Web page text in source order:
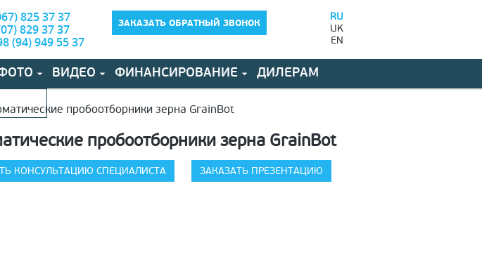
825 37 37
829 37 37
(94) 949 55 37
ЗАКАЗАТЬ ОБРАТНЫЙ ЗВОНОК
RU
UK
EN
ВИДЕО ФИНАНСИРОВАНИЕ ДИЛЕРАМ
пробоотборники зерна GrainBot
пробоотборники зерна GrainBot
КОНСУЛЬТАЦИЮ СПЕЦИАЛИСТА ЗАКАЗАТЬ ПРЕЗЕНТАЦИЮ